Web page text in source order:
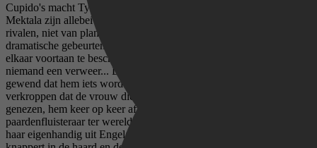
Cupido's macht Tycoon Dimitri Makarov en sjeik Saladin Al
Mektala zijn allebei rijk en machtig. Op zakelijk gebied zijn ze
rivalen, niet van plan ooit voor de ander te wijken. Na een
dramatische gebeurtenis sluiten ze toch een verbond en beloven ze
elkaar voortaan te beschermen. Maar tegen Cupido's pijlen heeft
niemand een verweer... Deel 2 Sjeik Saladin Al Mektala is niet
gewend dat hem iets wordt geweigerd. Hij kan het dan ook niet
verkroppen dat de vrouw die hij vraagt zijn favoriete hengst te
genezen, hem keer op keer afwijst. Ze staat bekend als de beste
paardenfluisteraar ter wereld en ze zál voor hem werken. Al moet hij
haar eigenhandig uit Engeland ophalen! De sneeuw valt, het vuur